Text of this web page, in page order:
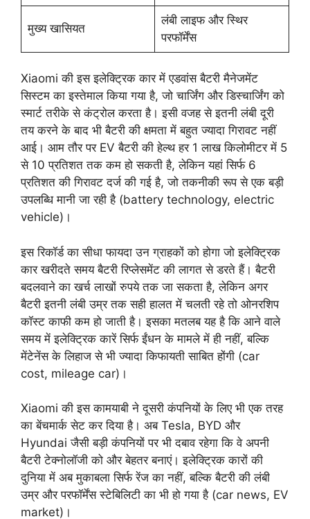
मुख्य खासियत
लंबी लाइफ और स्थिर
परफॉर्मेंस
Xiaomi की इस इलेक्ट्रिक कार में एडवांस बैटरी मैनेजमेंट
सिस्टम का इस्तेमाल किया गया है, जो चार्जिंग और डिस्चार्जिंग को
स्मार्ट तरीके से कंट्रोल करता है। इसी वजह से इतनी लंबी दूरी
तय करने के बाद भी बैटरी की क्षमता में बहुत ज्यादा गिरावट नहीं
आई। आम तौर पर EV बैटरी की हेल्थ हर 1 लाख किलोमीटर में 5
से 10 प्रतिशत तक कम हो सकती है, लेकिन यहां सिर्फ 6
प्रतिशत की गिरावट दर्ज की गई है, जो तकनीकी रूप से एक बड़ी
उपलब्धि मानी जा रही है (battery technology, electric
vehicle)।
इस रिकॉर्ड का सीधा फायदा उन ग्राहकों को होगा जो इलेक्ट्रिक
कार खरीदते समय बैटरी रिप्लेसमेंट की लागत से डरते हैं। बैटरी
बदलवाने का खर्च लाखों रुपये तक जा सकता है, लेकिन अगर
बैटरी इतनी लंबी उम्र तक सही हालत में चलती रहे तो ओनरशिप
कॉस्ट काफी कम हो जाती है। इसका मतलब यह है कि आने वाले
समय में इलेक्ट्रिक कारें सिर्फ ईंधन के मामले में ही नहीं, बल्कि
मेंटेनेंस के लिहाज से भी ज्यादा किफायती साबित होंगी (car
cost, mileage car)।
Xiaomi की इस कामयाबी ने दूसरी कंपनियों के लिए भी एक तरह
का बेंचमार्क सेट कर दिया है। अब Tesla, BYD और
Hyundai जैसी बड़ी कंपनियों पर भी दबाव रहेगा कि वे अपनी
बैटरी टेक्नोलॉजी को और बेहतर बनाएं। इलेक्ट्रिक कारों की
दुनिया में अब मुकाबला सिर्फ रेंज का नहीं, बल्कि बैटरी की लंबी
उम्र और परफॉर्मेंस स्टेबिलिटी का भी हो गया है (car news, EV
market)।